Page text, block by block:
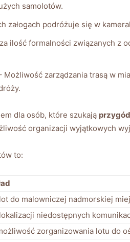
samolotów.
załogach podróżuje ‌się w
ilość formalności związanych z
Możliwość zarządzania trasą w
‍dla osób, które szukają przygód
organizacji wyjątkowych
‍to:
do‌ malowniczej nadmorskiej
niedostępnych
‌zorganizowania lotu do